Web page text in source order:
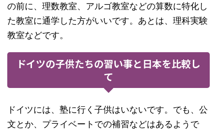
の前に、理数教室、アルゴ教室などの算数に特化し
た教室に通学した方がいいです。あとは、理科実験
教室などです。
ドイツの子供たちの習い事と日本を比較し
て
ドイツには、塾に行く子供はいないです。でも、公
文とか、プライベートでの補習などはあるようで